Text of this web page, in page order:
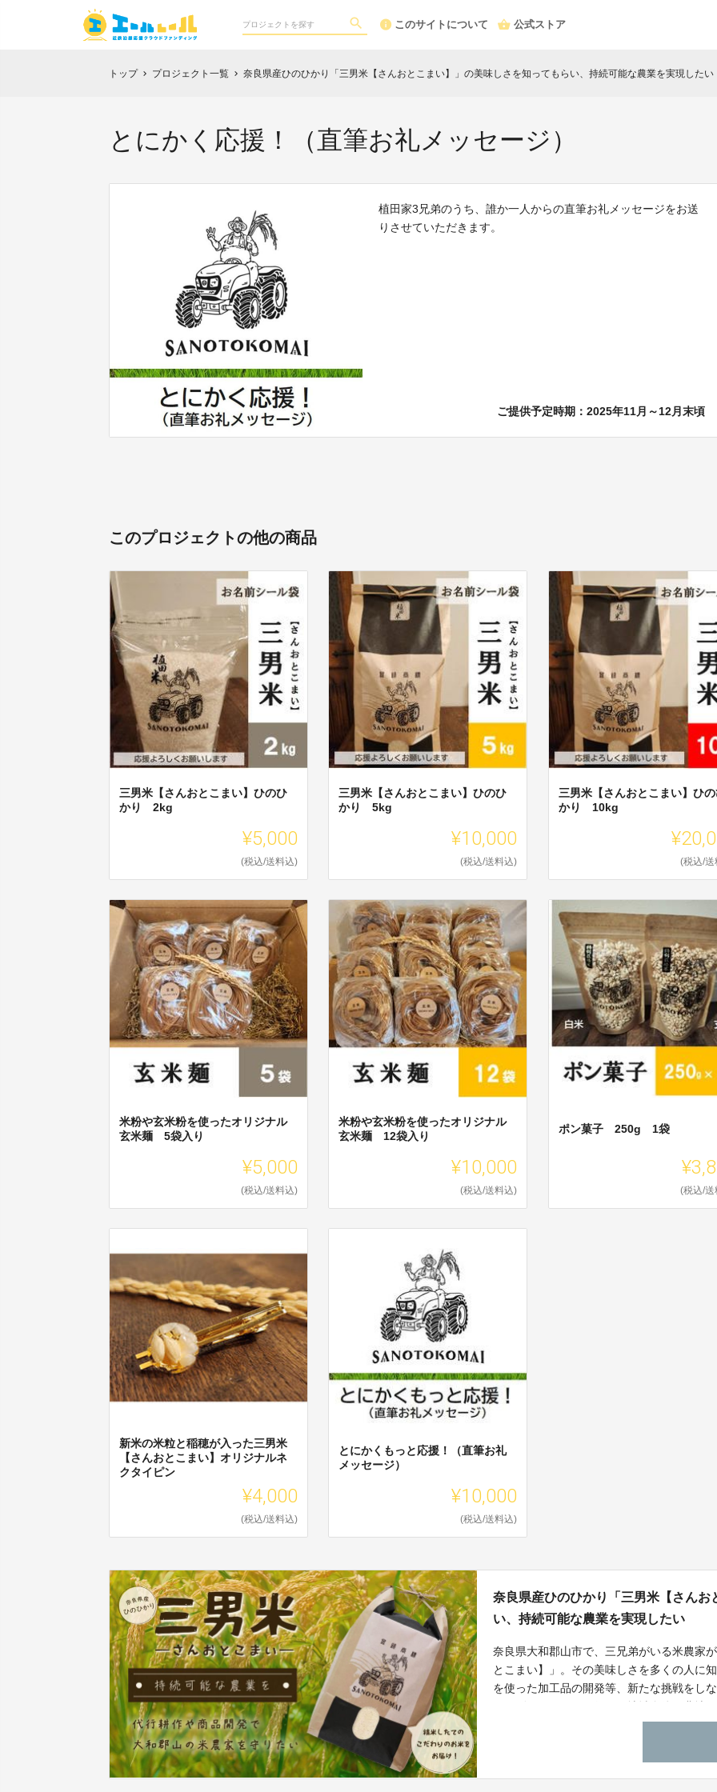
このサイトについて 公式ストア
トップ chevron_right プロジェクト一覧 chevron_right 奈良県産ひのひかり「三男米【さんおとこまい】」の美味しさを知ってもらい、持続可能な農業を実現したい
とにかく応援！（直筆お礼メッセージ）
植田家3兄弟のうち、誰か一人からの直筆お礼メッセージをお送
りさせていただきます。
ご提供予定時期：2025年11月～12月末頃
このプロジェクトの他の商品
三男米【さんおとこまい】ひのひ
かり 2kg
¥5,000
(税込/送料込)
三男米【さんおとこまい】ひのひ
かり 5kg
¥10,000
(税込/送料込)
三男米【さんおとこまい】ひ
かり 10kg
(税込/送
米粉や玄米粉を使ったオリジナル
玄米麺 5袋入り
¥5,000
(税込/送料込)
米粉や玄米粉を使ったオリジナル
玄米麺 12袋入り
¥10,000
(税込/送料込)
ポン菓子 250g 1袋
(税込/送
新米の米粒と稲穂が入った三男米
【さんおとこまい】オリジナルネ
クタイピン
¥4,000
(税込/送料込)
とにかくもっと応援！（直筆お礼
メッセージ）
¥10,000
(税込/送料込)
奈良県産ひのひかり「三男米【さん
い、持続可能な農業を実現したい
奈良県大和郡山市で、三兄弟がいる米農家
とこまい】」。その美味しさを多くの人に
を使った加工品の開発等、新たな挑戦をし
米農業が直面する課題に対し、微力ながら